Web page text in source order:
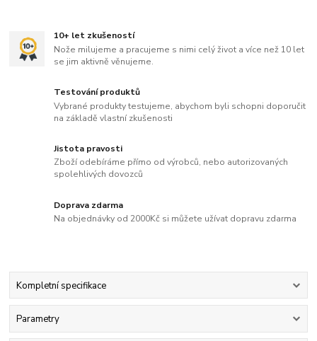
10+ let zkušeností
Nože milujeme a pracujeme s nimi celý život a více než 10 let
se jim aktivně věnujeme.
Testování produktů
Vybrané produkty testujeme, abychom byli schopni doporučit
na základě vlastní zkušenosti
Jistota pravosti
Zboží odebíráme přímo od výrobců, nebo autorizovaných
spolehlivých dovozců
Doprava zdarma
Na objednávky od 2000Kč si můžete užívat dopravu zdarma
Kompletní specifikace
Parametry